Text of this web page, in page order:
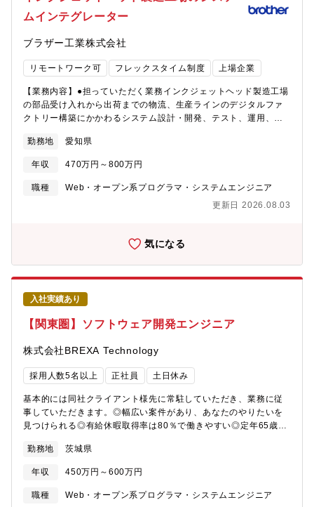
ムインテグレーター
ブラザー工業株式会社
リモートワーク可 フレックスタイム制度 上場企業
【業務内容】●担っていただく業務インクジェットヘッド製造工場
の部品受け入れから出荷までの物流、生産ラインのデジタルファ
クトリー構築にかかわるシステム設計・開発、テスト、運用、保
財。デジタルファクトリーチームのスペシャリストもしくはマネ
ージャー。【仕事の進め方】 当チームには製造に必要なシステ
ム・アプリの構築保守運用経験が豊富な人材が在籍しています。
また、内製システム・アプリ開発部門と密に連携し、開発段階か
現場との折衝・合意形成も含め、デジタルファクトリー構築業務
括するIT戦略部とも全社基盤の連携等で協働いただく想定をして
おります。【組織ミッション】 部門：インクジェットプリンタの
キーパーツ生産において業界最高レベルの生産効率の獲得、顧客
への最高レベルの価値提供 ITチーム：製造現場における業
務改善/効率化、データ・IT活用の企画および推進【仕事の魅力・
やりがい】 デジタルファクトリー化・自動化というテーマを製造
現場に近いところで取り組むことで、ものづくりプロセスを根本
から変革する実感を得ながら業務推進しています。自身の提案を
具現化することが現場の生産性向上や品質向上に直結し、グロー
バルな製造拠点への波及効果も大きい仕事です。また、多様な専
門家と協働しながら、自身の技術力・マネジメント力を大きく伸
ばすことができます。【技術力】 インクジェットヘッド生産にお
けるデータベース構築やIoT技術活用、データ活用、分析基盤構築
に豊富な実績があります。社内外のエンジニアと連携し、クラウ
ド技術やAI活用、セキュリティ強化にも積極的に取り組んでいま
出にチャレンジしています。【入社後の研修体制】 社員一人ひと
す。全社共通の階層別・選択型研修やグローバル研修、キャリア
開発支援に加え、当部門ではOJTや外部専門家と連携した多様な
勤務地 愛知県
年収 470万円～800万円
職種
Web・オープン系プログラマ・システムエンジニア
更新日 2026.08.03
気になる
入社実績あり
【関東圏】ソフトウェア開発エンジニア
株式会社BREXA Technology
採用人数5名以上 正社員 土日休み
基本的には同社クライアント様先に常駐していただき、業務に従
事していただきます。◎幅広い案件があり、あなたのやりたいを
見つけられる◎有給休暇取得率は80％で働きやすい◎定年65歳ま
めていきたい！そんなあなたにピッタリです。電力・鉄道・道
路・上下水道・エネルギーなど社会インフラを支える監視制御シ
ステムをはじめ、自動車・医療・物流領域の生産管理システム、
化学・薬品・上下水分野の計測制御システムなど多様なシステム
勤務地 茨城県
年収 450万円～600万円
職種
Web・オープン系プログラマ・システムエンジニア